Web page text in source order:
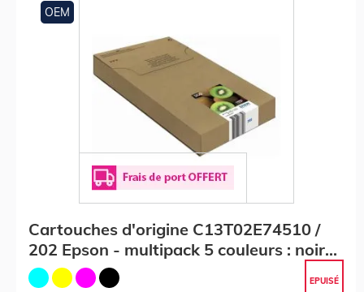
OEM
Cartouches d'origine C13T02E74510 /
202 Epson - multipack 5 couleurs : noire,
cyan, magenta, jaune
EPUISÉ